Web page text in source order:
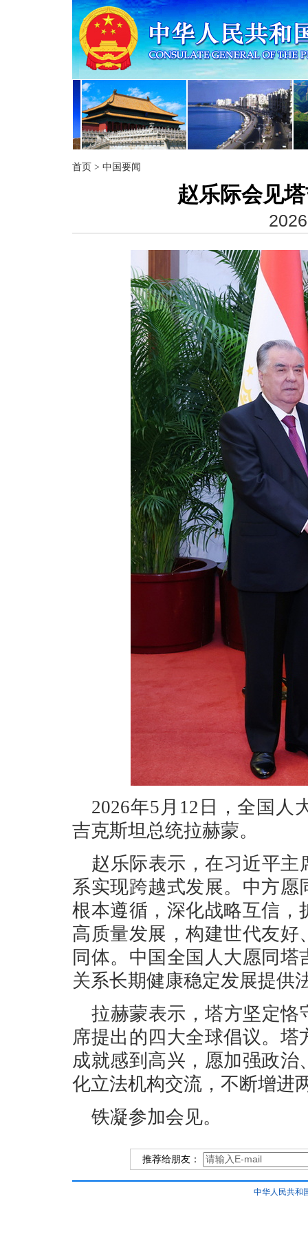
首页 > 中国要闻
赵乐际会见
2026年5月12日，全国人
吉克斯坦总统拉赫蒙。
赵乐际表示，在习近平
系实现跨越式发展。中方
根本遵循，深化战略互信
高质量发展，构建世代友
同体。中国全国人大愿同
关系长期健康稳定发展提供
拉赫蒙表示，塔方坚定恪
席提出的四大全球倡议。
成就感到高兴，愿加强政
化立法机构交流，不断增进
铁凝参加会见。
推荐给朋友：
中华人民共和